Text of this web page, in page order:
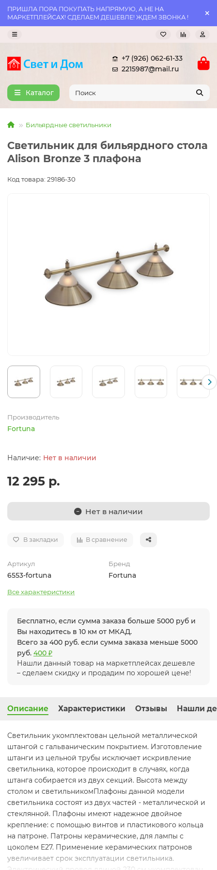
ПРИШЛА ПОРА ПОКУПАТЬ НАПРЯМУЮ, А НЕ НА
МАРКЕТПЛЕЙСАХ! СДЕЛАЕМ ДЕШЕВЛЕ! ЖДЕМ ЗВОНКА !
+7 (926) 062-61-33
2215987@mail.ru
Каталог
Бильярдные светильники
Светильник для бильярдного стола
Alison Bronze 3 плафона
Код товара: 29186-30
Производитель
Fortuna
Нет в наличии
12 295 р.
Нет в наличии
В закладки В сравнение
Артикул
6553-fortuna
Бренд
Fortuna
Все характеристики
Бесплатно, если сумма заказа больше 5000 руб и
Вы находитесь в 10 км от МКАД.
Всего за 400 руб. если сумма заказа меньше 5000
руб. 400 ₽
Нашли данный товар на маркетплейсах дешевле
– сделаем скидку и продадим по хорошей цене!
Описание Характеристики Отзывы Нашли
Светильник укомплектован цельной металлической
штангой с гальваническим покрытием. Изготовление
штанги из цельной трубы исключает искривление
светильника, которое происходит в случаях, когда
штанга собирается из двух секций. Высота между
столом и светильникомПлафоны данной модели
светильника состоят из двух частей - металлической и
стеклянной. Плафоны имеют надежное двойное
крепление: с помощью винтов и пластикового кольца
на патроне. Патроны керамические, для лампы с
цоколем Е27. Применение керамических патронов
увеличивает срок эксплуатации светильника.